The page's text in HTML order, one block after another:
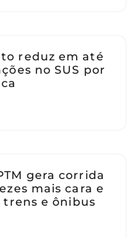
reduz em até
no SUS por
gera corrida
mais cara e
trens e ônibus